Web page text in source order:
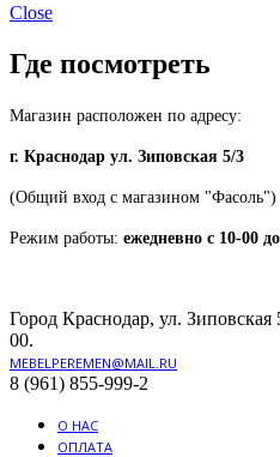
Close
Где посмотреть
Магазин расположен по адресу:
г. Краснодар ул. Зиповская 5/3
(Общий вход с магазином "Фасоль")
Режим работы: ежедневно с 10-00
Город Краснодар, ул.
00.
MEBELPEREMEN@MAIL.RU
8 (961) 855-999-2
О НАС
ОПЛАТА